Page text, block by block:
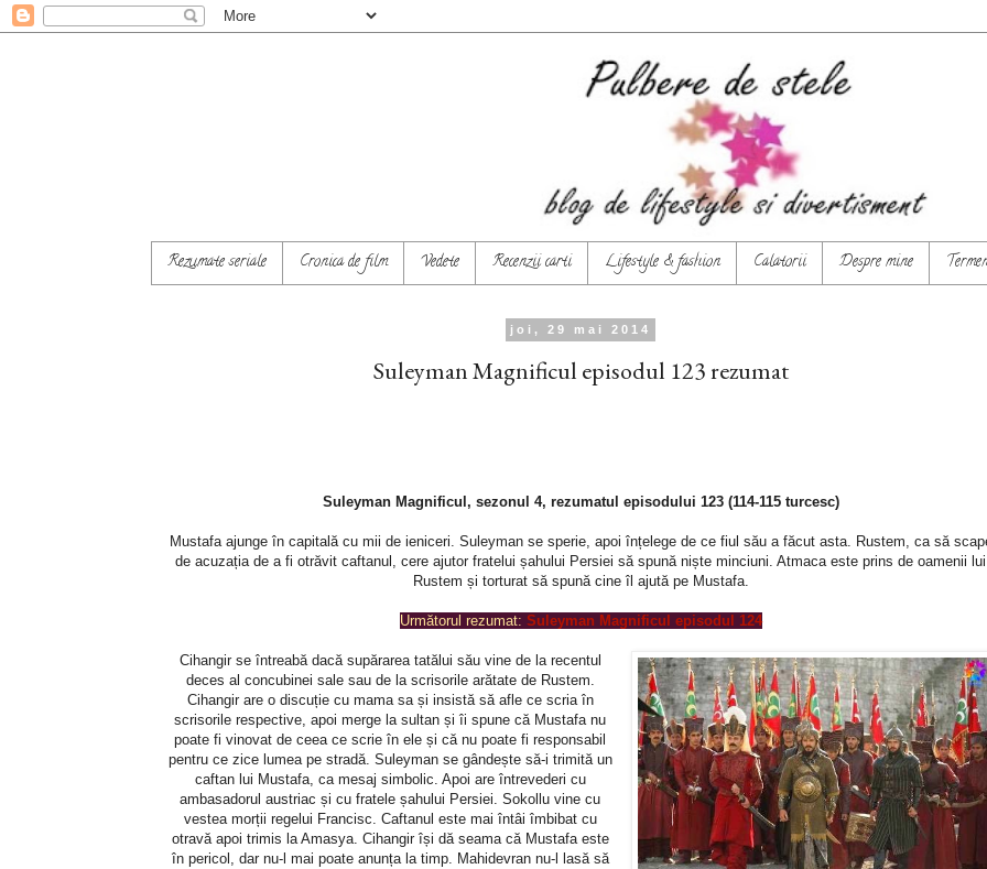
Rezumate seriale Cronica de film Vedete Recenzii carti Lifestyle & fashion Calatorii Despre mine
joi, 29 mai 2014
Suleyman Magnificul episodul 123 rezumat
Suleyman Magnificul, sezonul 4, rezumatul episodului 123 (114-115 turcesc)
Mustafa ajunge în capitală cu mii de ieniceri. Suleyman se sperie, apoi înțelege de ce fiul său a făcut asta. Rustem, ca să
de acuzația de a fi otrăvit caftanul, cere ajutor fratelui șahului Persiei să spună niște minciuni. Atmaca este prins de oamenii lui
Rustem și torturat să spună cine îl ajută pe Mustafa.
Următorul rezumat: Suleyman Magnificul episodul 124
Cihangir se întreabă dacă supărarea tatălui său vine de la recentul
deces al concubinei sale sau de la scrisorile arătate de Rustem.
Cihangir are o discuție cu mama sa și insistă să afle ce scria în
scrisorile respective, apoi merge la sultan și îi spune că Mustafa nu
poate fi vinovat de ceea ce scrie în ele și că nu poate fi responsabil
pentru ce zice lumea pe stradă. Suleyman se gândește să-i trimită un
caftan lui Mustafa, ca mesaj simbolic. Apoi are întrevederi cu
ambasadorul austriac și cu fratele șahului Persiei. Sokollu vine cu
vestea morții regelui Francisc. Caftanul este mai întâi îmbibat cu
otravă apoi trimis la Amasya. Cihangir își dă seama că Mustafa este
în pericol, dar nu-l mai poate anunța la timp. Mahidevran nu-l lasă să